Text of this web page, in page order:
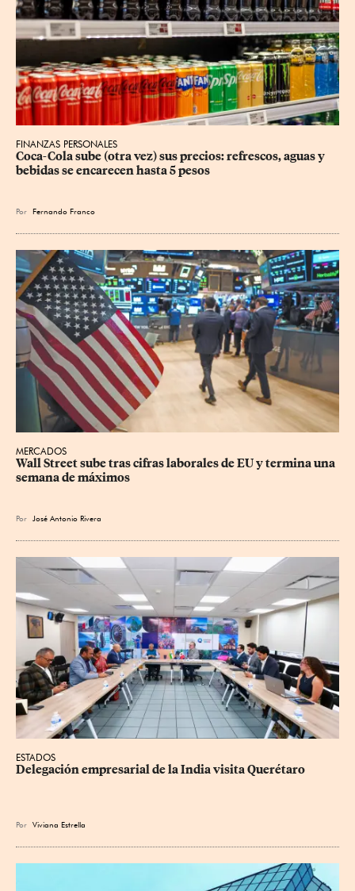
FINANZAS PERSONALES
Coca-Cola sube (otra vez) sus precios: refrescos, aguas y
bebidas se encarecen hasta 5 pesos
Por Fernando Franco
MERCADOS
Wall Street sube tras cifras laborales de EU y termina una
semana de máximos
Por José Antonio Rivera
ESTADOS
Delegación empresarial de la India visita Querétaro
Por Viviana Estrella